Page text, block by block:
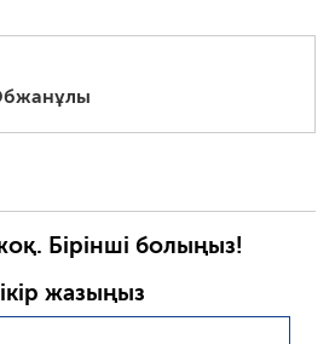
Бірінші болыңыз!
жазыңыз